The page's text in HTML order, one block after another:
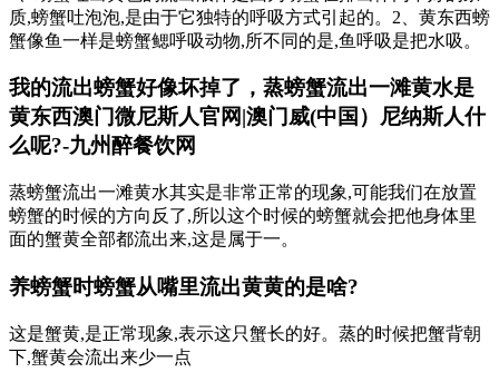
质,螃蟹吐泡泡,是由于它独特的呼吸方式引起的。2、黄东西螃
蟹像鱼一样是螃蟹鳃呼吸动物,所不同的是,鱼呼吸是把水吸。
我的流出螃蟹好像坏掉了，蒸螃蟹流出一滩黄水是
黄东西澳门微尼斯人官网|澳门威(中国）尼纳斯人什
么呢?-九州醉餐饮网
蒸螃蟹流出一滩黄水其实是非常正常的现象,可能我们在放置
螃蟹的时候的方向反了,所以这个时候的螃蟹就会把他身体里
面的蟹黄全部都流出来,这是属于一。
养螃蟹时螃蟹从嘴里流出黄黄的是啥?
这是蟹黄,是正常现象,表示这只蟹长的好。蒸的时候把蟹背朝
下,蟹黄会流出来少一点